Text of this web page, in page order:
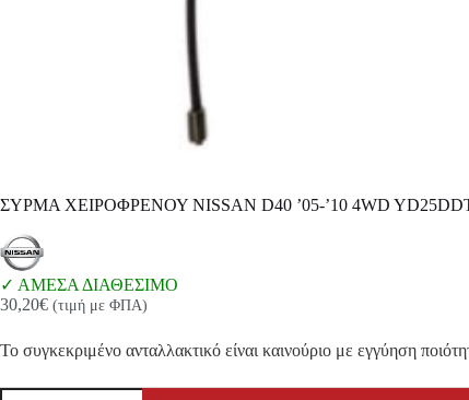
ΣΥΡΜΑ ΧΕΙΡΟΦΡΕΝΟΥ NISSAN D40 ’05-’10 4WD
ΑΜΕΣΑ ΔΙΑΘΕΣΙΜΟ
30,20€ (τιμή με ΦΠΑ)
Το συγκεκριμένο ανταλλακτικό είναι καινούριο με εγγύηση
ΣΥΡΜΑ